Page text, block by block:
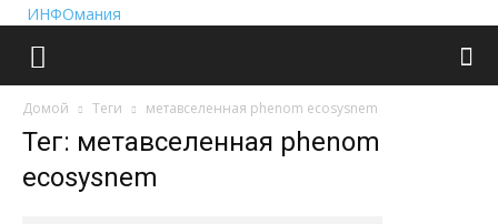
ИНФОмания
Домой Теги метавселенная phenom ecosysnem
Тег: метавселенная phenom
ecosysnem